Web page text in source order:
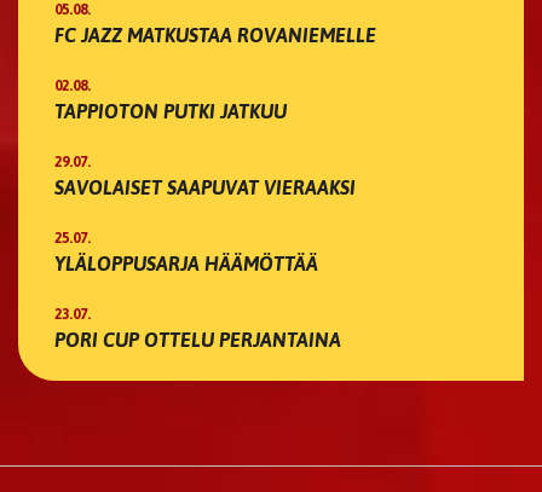
05.08.
FC JAZZ MATKUSTAA ROVANIEMELLE
02.08.
TAPPIOTON PUTKI JATKUU
29.07.
SAVOLAISET SAAPUVAT VIERAAKSI
25.07.
YLÄLOPPUSARJA HÄÄMÖTTÄÄ
23.07.
PORI CUP OTTELU PERJANTAINA